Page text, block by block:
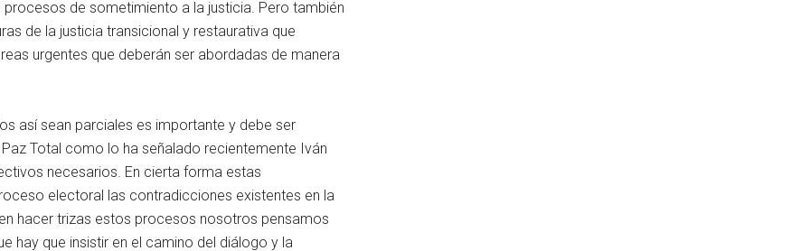
de sometimiento a la justicia. Pero también
de la justicia transicional y restaurativa que
urgentes que deberán ser abordadas de manera
así sean parciales es importante y debe ser
Total como lo ha señalado recientemente Iván
necesarios. En cierta forma estas
electoral las contradicciones existentes en la
hacer trizas estos procesos nosotros pensamos
hay que insistir en el camino del diálogo y la